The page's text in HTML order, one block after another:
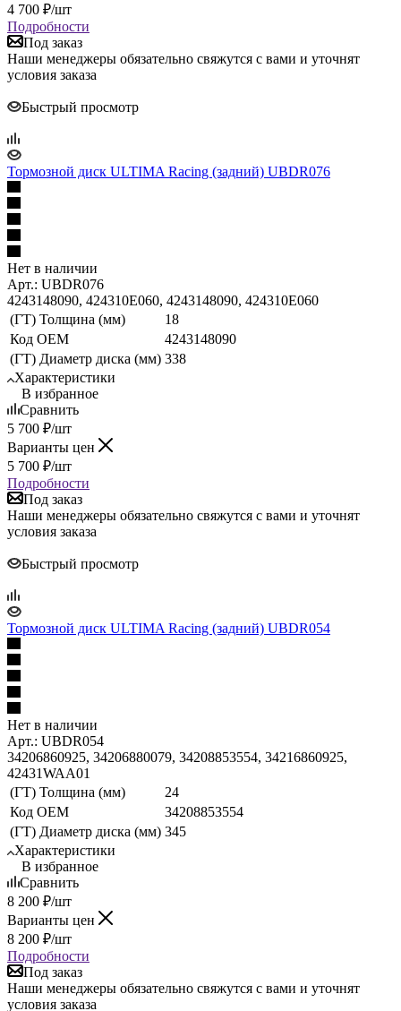
4 700 ₽/шт
Подробности
Под заказ
Наши менеджеры обязательно свяжутся с вами и уточнят
условия заказа
Быстрый просмотр
Тормозной диск ULTIMA Racing (задний) UBDR076
Нет в наличии
Арт.: UBDR076
4243148090, 424310E060, 4243148090, 424310E060
(ГТ) Толщина (мм)
18
Код ОЕМ
4243148090
(ГТ) Диаметр диска (мм) 338
Характеристики
В избранное
Сравнить
5 700 ₽/шт
Варианты цен
5 700 ₽/шт
Подробности
Под заказ
Наши менеджеры обязательно свяжутся с вами и уточнят
условия заказа
Быстрый просмотр
Тормозной диск ULTIMA Racing (задний) UBDR054
Нет в наличии
Арт.: UBDR054
34206860925, 34206880079, 34208853554, 34216860925,
42431WAA01
(ГТ) Толщина (мм)
24
Код ОЕМ
34208853554
(ГТ) Диаметр диска (мм) 345
Характеристики
В избранное
Сравнить
8 200 ₽/шт
Варианты цен
8 200 ₽/шт
Подробности
Под заказ
Наши менеджеры обязательно свяжутся с вами и уточнят
условия заказа